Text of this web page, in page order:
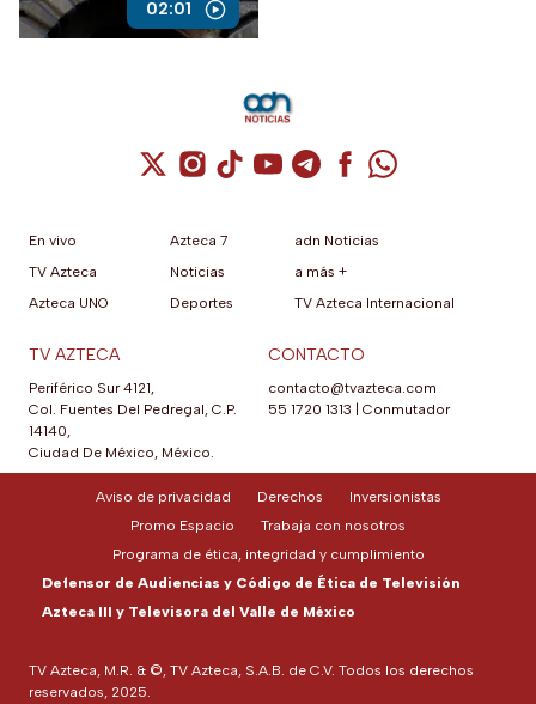
02:01
Cuenta de X / Twitter (se abre en una
Cuenta de Instagram (se abre en una
Cuenta de TikTok (se abre en
Cuenta de YouTube (se abre
Cuenta de Telegram (se
Cuenta de
Cuenta de
En vivo
TV Azteca
Azteca UNO
Azteca 7
Noticias
Deportes
adn Noticias
a más +
TV Azteca Internacional
TV AZTECA
Periférico Sur 4121,
Col. Fuentes Del Pedregal, C.P.
14140,
Ciudad De México, México.
CONTACTO
contacto@tvazteca.com
55 1720 1313
Conmutador
TV Azteca, M.R. & ©, TV Azteca, S.A.B. de C.V. Todos los derechos
reservados, 2025.
Aviso de privacidad Derechos
Inversionistas
Promo Espacio
Trabaja con nosotros
Programa de ética, integridad y cumplimiento
Defensor de Audiencias y Código de Ética de Televisión
Azteca III y Televisora del Valle de México